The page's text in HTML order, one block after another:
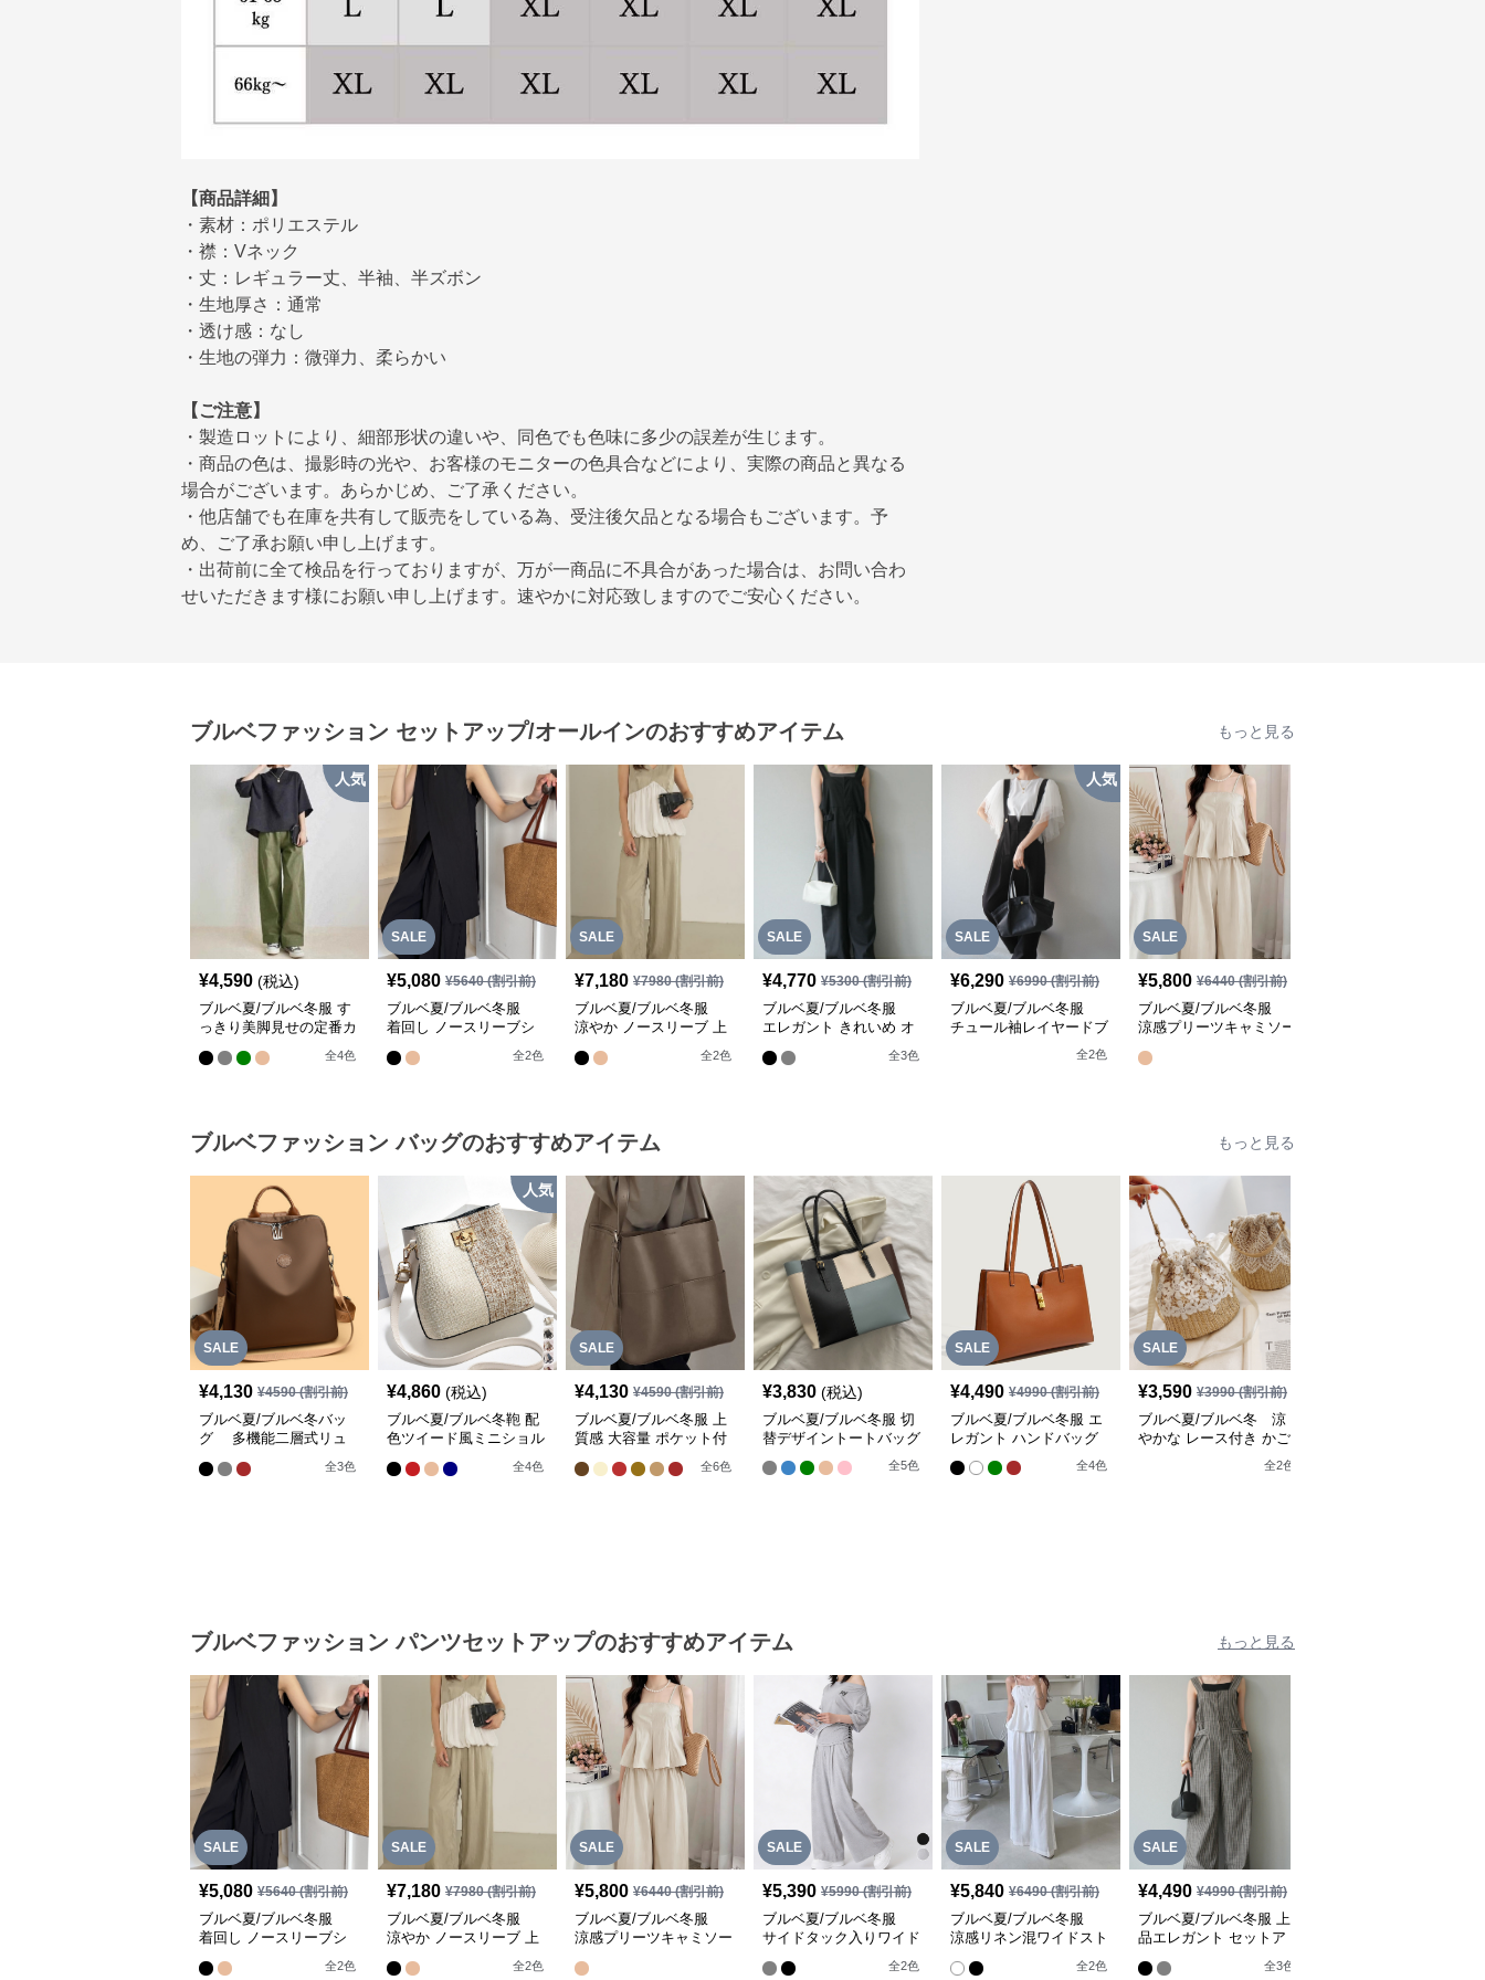
【商品詳細】
・素材：ポリエステル
・襟：Vネック
・丈：レギュラー丈、半袖、半ズボン
・生地厚さ：通常
・透け感：なし
・生地の弾力：微弾力、柔らかい
【ご注意】
・製造ロットにより、細部形状の違いや、同色でも色味に多少の誤差が生じます。
・商品の色は、撮影時の光や、お客様のモニターの色具合などにより、実際の商品と異なる
場合がございます。あらかじめ、ご了承ください。
・他店舗でも在庫を共有して販売をしている為、受注後欠品となる場合もございます。予
め、ご了承お願い申し上げます。
・出荷前に全て検品を行っておりますが、万が一商品に不具合があった場合は、お問い合わ
せいただきます様にお願い申し上げます。速やかに対応致しますのでご安心ください。
ブルベファッション セットアップ/オールインのおすすめアイテム もっと見る
人気
¥4,590 (税込)
ブルベ夏/ブルベ冬服 す
っきり美脚見せの定番カ
ジュアルセットアップ
全4色
SALE
¥5,080 ¥5640(割引前)
ブルベ夏/ブルベ冬服
着回し ノースリーブシ
ャツ×ワイドパンツ 二点
セットアップ
全2色
SALE
¥7,180 ¥7980(割引前)
ブルベ夏/ブルベ冬服
涼やか ノースリーブ 上
下二点セットアップ 着
回し
全2色
SALE
¥4,770 ¥5300(割引前)
ブルベ夏/ブルベ冬服
エレガント きれいめ オ
ーバーオール サロペッ
ト
全3色
SALE
人気
¥6,290 ¥6990(割引前)
ブルベ夏/ブルベ冬服
チュール袖レイヤードブ
ラウス＋パンツセット
全2色
SALE
¥5,800 ¥6440(割引前)
ブルベ夏/ブルベ冬服
涼感プリーツキャミソー
ンツ【即納】
ブルベファッション バッグのおすすめアイテム もっと見る
SALE
¥4,130 ¥4590(割引前)
ブルベ夏/ブルベ冬バッ
グ 多機能二層式リュ
ックサック通勤通学対応
型
全3色
人気
¥4,860 (税込)
ブルベ夏/ブルベ冬鞄 配
色ツイード風ミニショル
全4色
SALE
¥4,130 ¥4590(割引前)
ブルベ夏/ブルベ冬服 上
質感 大容量 ポケット付
き２wayバッグ【即納】
全6色
¥3,830 (税込)
ブルベ夏/ブルベ冬服 切
替デザイントートバッグ
全5色
SALE
¥4,490 ¥4990(割引前)
ブルベ夏/ブルベ冬服 エ
レガント ハンドバッグ
全4色
SALE
¥3,590 ¥3990(割引前)
ブルベ夏/ブルベ冬 涼
やかな レース付き かご
全2色
ブルベファッション パンツセットアップのおすすめアイテム もっと見る
SALE
¥5,080 ¥5640(割引前)
ブルベ夏/ブルベ冬服
着回し ノースリーブシ
ャツ×ワイドパンツ 二点
セットアップ
全2色
SALE
¥7,180 ¥7980(割引前)
ブルベ夏/ブルベ冬服
涼やか ノースリーブ 上
下二点セットアップ 着
回し
全2色
SALE
¥5,800 ¥6440(割引前)
ブルベ夏/ブルベ冬服
涼感プリーツキャミソー
ンツ【即納】
SALE
¥5,390 ¥5990(割引前)
ブルベ夏/ブルベ冬服
サイドタック入りワイド
シルエットパンツ【即
納】
全2色
SALE
¥5,840 ¥6490(割引前)
ブルベ夏/ブルベ冬服
涼感リネン混ワイドスト
レートパンツ＋キャミソ
ール トップスセット
全2色
SALE
¥4,490 ¥4990(割引前)
ブルベ夏/ブルベ冬服 上
品エレガント セットア
ップ・オールイン サロ
ペット
全3色